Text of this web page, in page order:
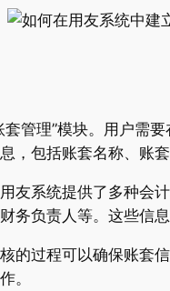
管理”模块。用户需
，包括账套名称、账套
友系统提供了多种会
负责人等。这些信
的过程可以确保账套
。